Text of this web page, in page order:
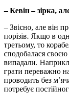
– Кевін – зірка,
– Звісно, але він
порізів. Якщо в
третьому, то
сподобалася своєю
випадали.
грати переважно
проводить без
потребує